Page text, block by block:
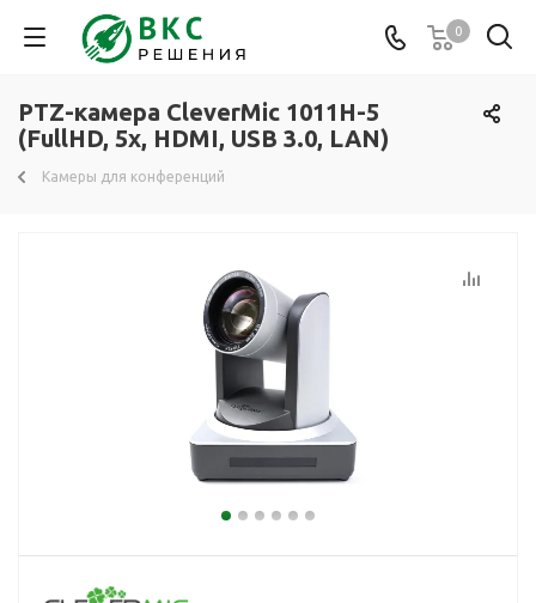
0
PTZ-камера CleverMic 1011H-5
(FullHD, 5x, HDMI, USB 3.0, LAN)
Камеры для конференций